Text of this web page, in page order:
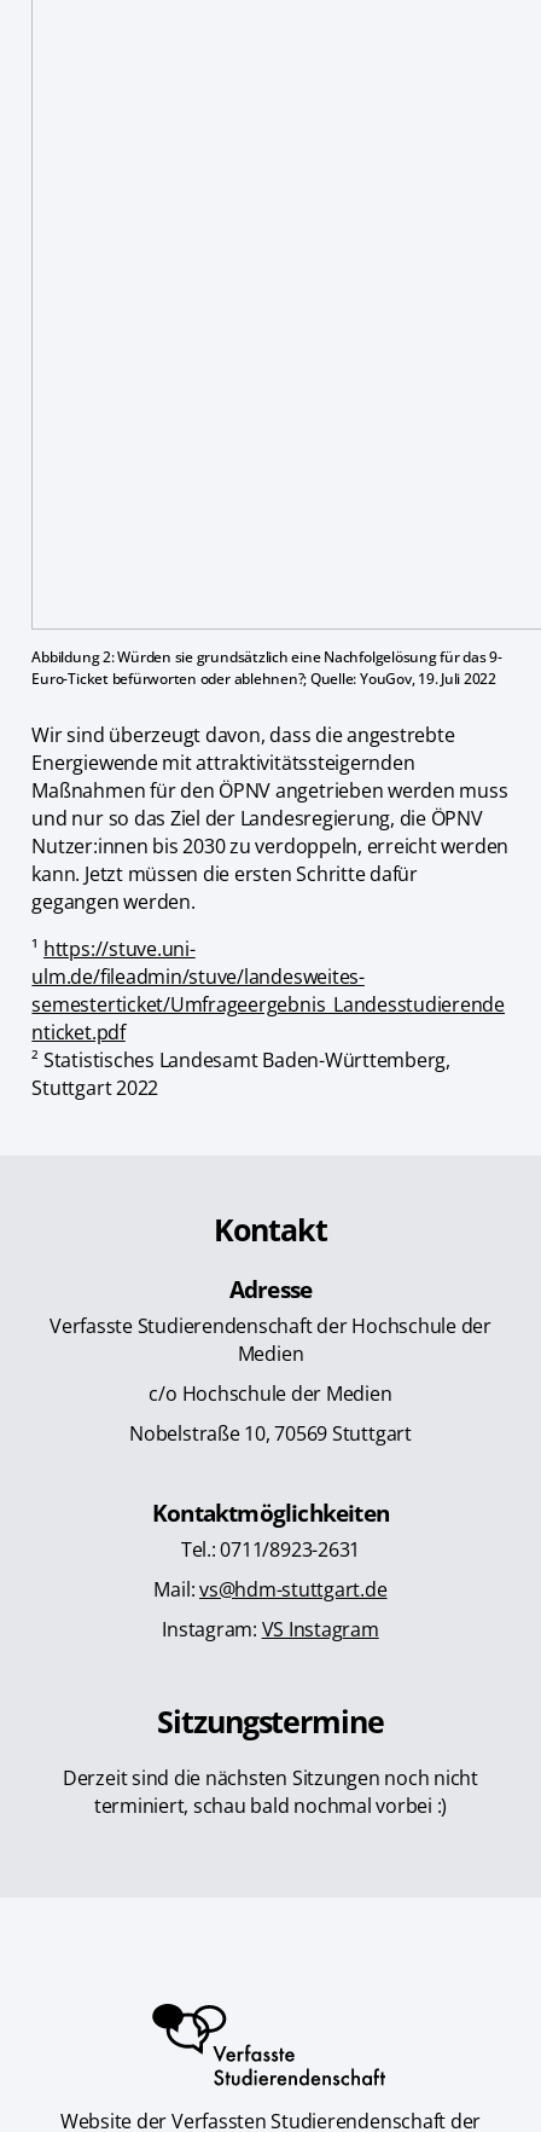
Abbildung 2: Würden sie grundsätzlich eine Nachfolgelösung für das 9-
Euro-Ticket befürworten oder ablehnen?; Quelle: YouGov, 19. Juli 2022
Wir sind überzeugt davon, dass die angestrebte
Energiewende mit attraktivitätssteigernden
Maßnahmen für den ÖPNV angetrieben werden muss
und nur so das Ziel der Landesregierung, die ÖPNV
Nutzer:innen bis 2030 zu verdoppeln, erreicht werden
kann. Jetzt müssen die ersten Schritte dafür
gegangen werden.
¹ https://stuve.uni-
ulm.de/fileadmin/stuve/landesweites-
semesterticket/Umfrageergebnis_Landesstudierende
nticket.pdf
² Statistisches Landesamt Baden-Württemberg,
Stuttgart 2022
Kontakt
Adresse
Verfasste Studierendenschaft der Hochschule der
Medien
c/o Hochschule der Medien
Nobelstraße 10, 70569 Stuttgart
Kontaktmöglichkeiten
Tel.: 0711/8923-2631
Mail:vs@hdm-stuttgart.de
Instagram: VS Instagram
Sitzungstermine
Derzeit sind die nächsten Sitzungen noch nicht
terminiert, schau bald nochmal vorbei :)
Website der Verfassten Studierendenschaft der